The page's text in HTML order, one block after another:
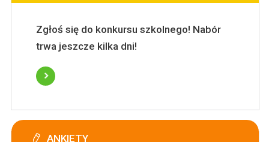
Zgłoś się do konkursu szkolnego! Nabór
trwa jeszcze kilka dni!
ANKIETY